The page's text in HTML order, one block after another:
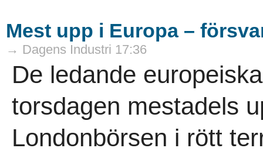
Mest upp i Europa –
→ Dagens Industri 17:36
De ledande
torsdagen mestadels
Londonbörsen i rött